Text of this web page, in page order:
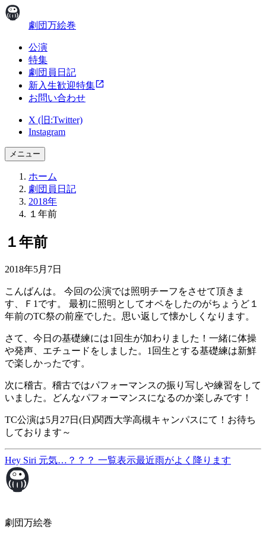
劇団万絵巻
公演
特集
劇団員日記
新入生歓迎特集
お問い合わせ
X (旧:Twitter)
Instagram
メニュー
ホーム
劇団員日記
2018年
１年前
１年前
2018年5月7日
こんばんは。 今回の公演では照明チーフをさせて頂きま
す、Ｆ1です。 最初に照明としてオペをしたのがちょうど１
年前のTC祭の前座でした。思い返して懐かしくなります。
さて、今日の基礎練には1回生が加わりました！一緒に体操
や発声、エチュードをしました。1回生とする基礎練は新鮮
で楽しかったです。
次に稽古。稽古ではパフォーマンスの振り写しや練習をして
いました。どんなパフォーマンスになるのか楽しみです！
TC公演は5月27日(日)関西大学高槻キャンパスにて！お待ち
しております～
Hey Siri 元気…？？？ 一覧表示最近雨がよく降ります
劇団万絵巻